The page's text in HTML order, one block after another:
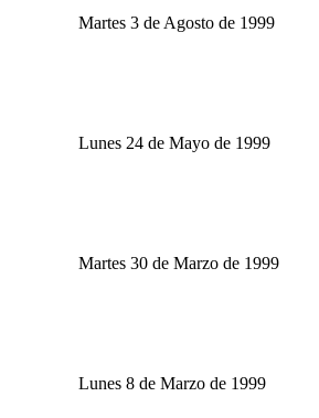
Martes 3 de Agosto de 1999
Lunes 24 de Mayo de 1999
Martes 30 de Marzo de 1999
Lunes 8 de Marzo de 1999